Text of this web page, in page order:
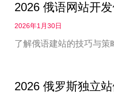
2026 俄语网站开
2026年1月30日
了解俄语建站的技巧与
2026 俄罗斯独立